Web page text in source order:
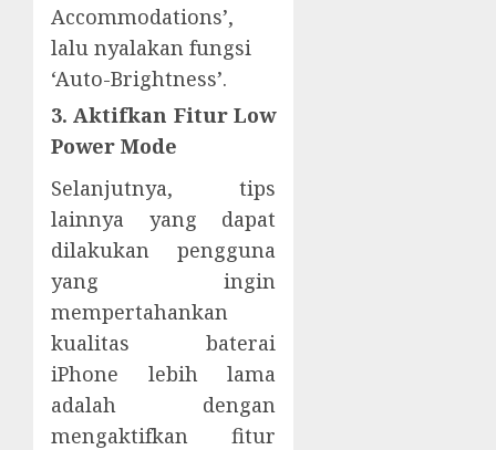
Accommodations’,
lalu nyalakan fungsi
‘Auto-Brightness’.
3. Aktifkan Fitur Low
Power Mode
Selanjutnya, tips
lainnya yang dapat
dilakukan pengguna
yang ingin
mempertahankan
kualitas baterai
iPhone lebih lama
adalah dengan
mengaktifkan fitur